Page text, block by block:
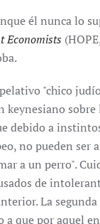
él nunca lo
Economists
"chico
keynesiano
debido a
no pueden ser
a un perro".
de
La
a que por aquel